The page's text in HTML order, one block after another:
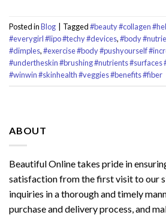
Posted inBlog Tagged#beauty #collagen
#everygirl #lipo #techy #devices,#body
#dimples,#exercise #body #pushyourself
#undertheskin #brushing #nutrients #surfaces
#winwin #skinhealth #veggies #benefits #fiber
ABOUT
Beautiful Online takes pride in
satisfaction from the first visit to our
inquiries in a thorough and timely
purchase and delivery process, and